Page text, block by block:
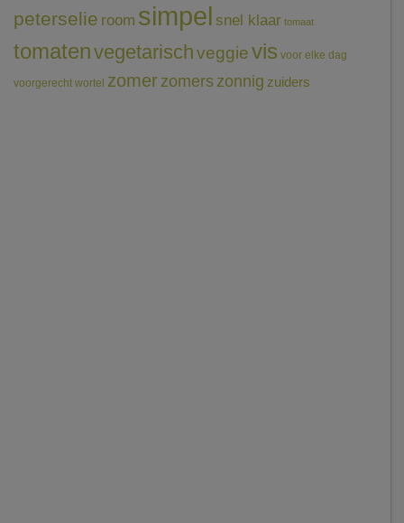
peterselie room simpel snel klaar tomaat
tomatenvegetarischveggievis voor elke dag
voorgerecht wortel zomerzomerszonnig zuiders